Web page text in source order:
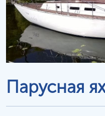
Парусная